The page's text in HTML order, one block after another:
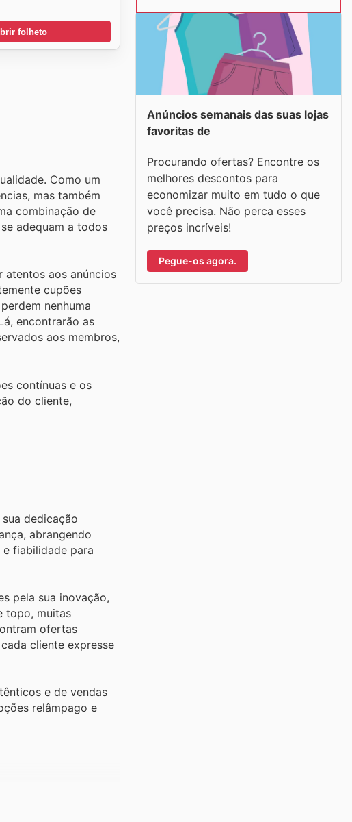
folheto
Como um
mas também
combinação de
adequam a todos
atentos aos anúncios
cupões
nenhuma
encontrarão as
aos membros,
contínuas e os
do cliente,
dedicação
abrangendo
fiabilidade para
pela sua inovação,
topo, muitas
ofertas
cliente expresse
e de vendas
relâmpago e
Anúncios semanais das suas lojas
favoritas de
Procurando ofertas? Encontre os
melhores descontos para
economizar muito em tudo o que
você precisa. Não perca esses
preços incríveis!
Pegue-os agora.